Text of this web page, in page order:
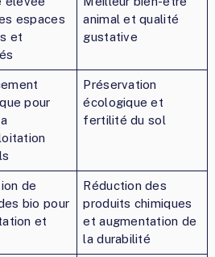
espaces
et
animal et qualité
gustative
pour
Préservation
écologique et
fertilité du sol
de
bio pour
et
Réduction des
produits chimiques
et augmentation de
la durabilité